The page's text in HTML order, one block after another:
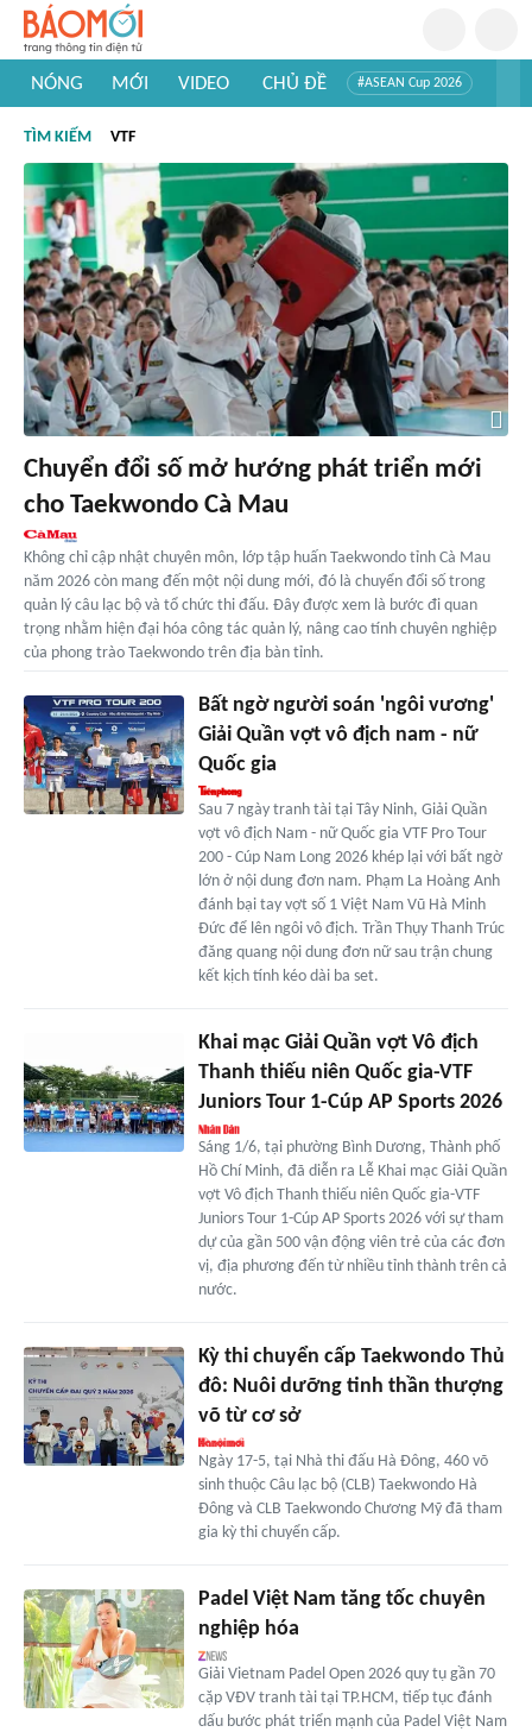
NÓNG MỚI VIDEO CHỦ ĐỀ #ASEAN Cup 2026
#Khám phá thế giới
TÌM KIẾM VTF
Chuyển đổi số mở hướng phát triển mới
cho Taekwondo Cà Mau
Không chỉ cập nhật chuyên môn, lớp tập huấn Taekwondo tỉnh Cà Mau
năm 2026 còn mang đến một nội dung mới, đó là chuyển đổi số trong
quản lý câu lạc bộ và tổ chức thi đấu. Đây được xem là bước đi quan
trọng nhằm hiện đại hóa công tác quản lý, nâng cao tính chuyên nghiệp
của phong trào Taekwondo trên địa bàn tỉnh.
Bất ngờ người soán 'ngôi vương'
Giải Quần vợt vô địch nam - nữ
Quốc gia
Sau 7 ngày tranh tài tại Tây Ninh, Giải Quần
vợt vô địch Nam - nữ Quốc gia VTF Pro Tour
200 - Cúp Nam Long 2026 khép lại với bất ngờ
lớn ở nội dung đơn nam. Phạm La Hoàng Anh
đánh bại tay vợt số 1 Việt Nam Vũ Hà Minh
Đức để lên ngôi vô địch. Trần Thụy Thanh Trúc
đăng quang nội dung đơn nữ sau trận chung
kết kịch tính kéo dài ba set.
Khai mạc Giải Quần vợt Vô địch
Thanh thiếu niên Quốc gia-VTF
Juniors Tour 1-Cúp AP Sports 2026
Sáng 1/6, tại phường Bình Dương, Thành phố
Hồ Chí Minh, đã diễn ra Lễ Khai mạc Giải Quần
vợt Vô địch Thanh thiếu niên Quốc gia-VTF
Juniors Tour 1-Cúp AP Sports 2026 với sự tham
dự của gần 500 vận động viên trẻ của các đơn
vị, địa phương đến từ nhiều tỉnh thành trên cả
nước.
Kỳ thi chuyển cấp Taekwondo Thủ
đô: Nuôi dưỡng tinh thần thượng
võ từ cơ sở
Ngày 17-5, tại Nhà thi đấu Hà Đông, 460 võ
sinh thuộc Câu lạc bộ (CLB) Taekwondo Hà
Đông và CLB Taekwondo Chương Mỹ đã tham
gia kỳ thi chuyển cấp.
Padel Việt Nam tăng tốc chuyên
nghiệp hóa
Giải Vietnam Padel Open 2026 quy tụ gần 70
cặp VĐV tranh tài tại TP.HCM, tiếp tục đánh
dấu bước phát triển mạnh của Padel Việt Nam